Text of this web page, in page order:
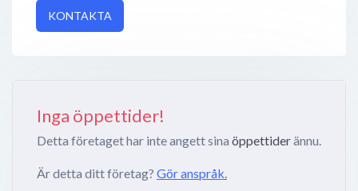
KONTAKTA
Inga öppettider!
Detta företaget har inte angett sina öppettiderännu.
Är detta ditt företag? Gör anspråk.